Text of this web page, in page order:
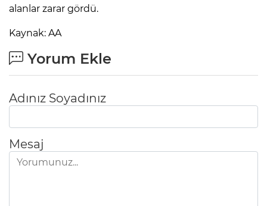
alanlar zarar gördü.
Kaynak: AA
Yorum Ekle
Adınız Soyadınız
Mesaj